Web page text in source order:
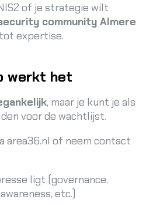
of je strategie wilt
community Almere
expertise.
werkt het
, maar je kunt je als
voor de wachtlijst.
area36.nl of neem contact
ligt (governance,
etc.)